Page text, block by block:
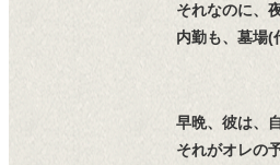
それなのに、
内勤も、墓場(
早晩、彼は、
それがオレの